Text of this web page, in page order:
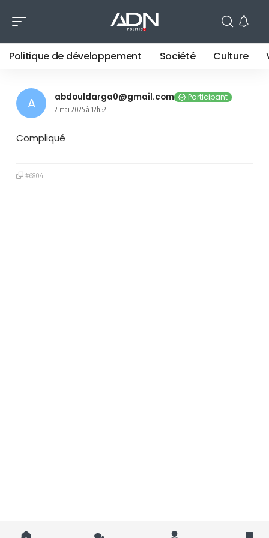
Politique de développement Société Culture
abdouldarga0@gmail.com Participant
2 mai 2025 à 12h52
Compliqué
#6804